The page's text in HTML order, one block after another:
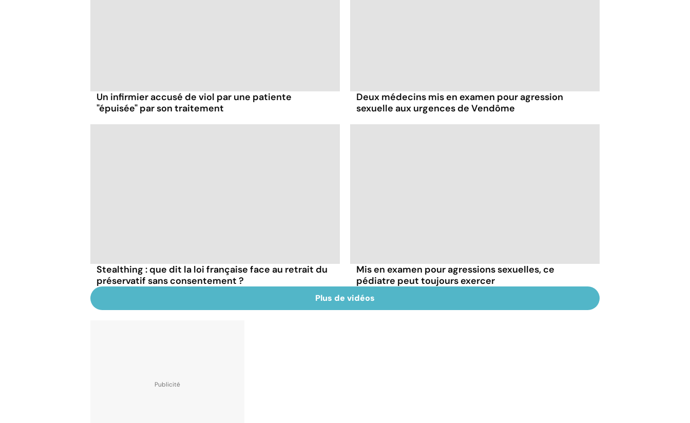
Un infirmier accusé de viol par une patiente
"épuisée" par son traitement
Deux médecins mis en examen pour agression
sexuelle aux urgences de Vendôme
Stealthing : que dit la loi française face au retrait du
préservatif sans consentement ?
Mis en examen pour agressions sexuelles, ce
pédiatre peut toujours exercer
Plus de vidéos